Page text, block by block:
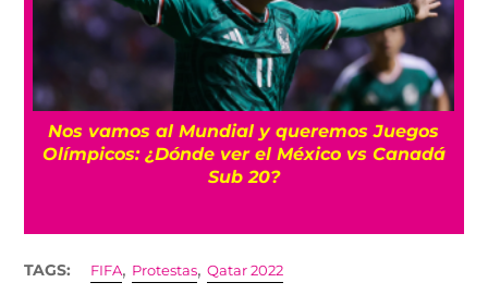
Querétaro descarta regreso de barras al
Estadio Corregidora pese a fin de la
prohibición
TAGS: FIFA, Protestas,Qatar 2022